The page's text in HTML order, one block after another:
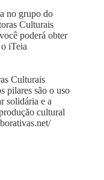
no grupo do
Culturais
poderá obter
iTeia
Culturais
pilares são o uso
solidária e a
cultural